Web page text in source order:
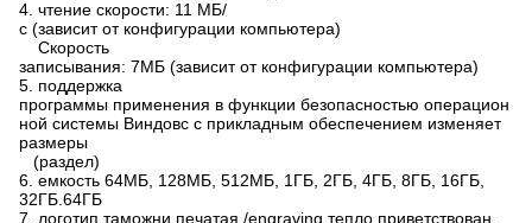
4. чтение скорости: 11 МБ/
с (зависит от конфигурации компьютера)
Скорость
записывания: 7МБ (зависит от конфигурации компьютера)
5. поддержка
программы применения в функции безопасностью операцион
ной системы Виндовс с прикладным обеспечением изменяет
размеры
(раздел)
6. емкость 64МБ, 128МБ, 512МБ, 1ГБ, 2ГБ, 4ГБ, 8ГБ, 16ГБ,
32ГБ.64ГБ
7. логотип таможни печатая /engraving тепло приветствован.